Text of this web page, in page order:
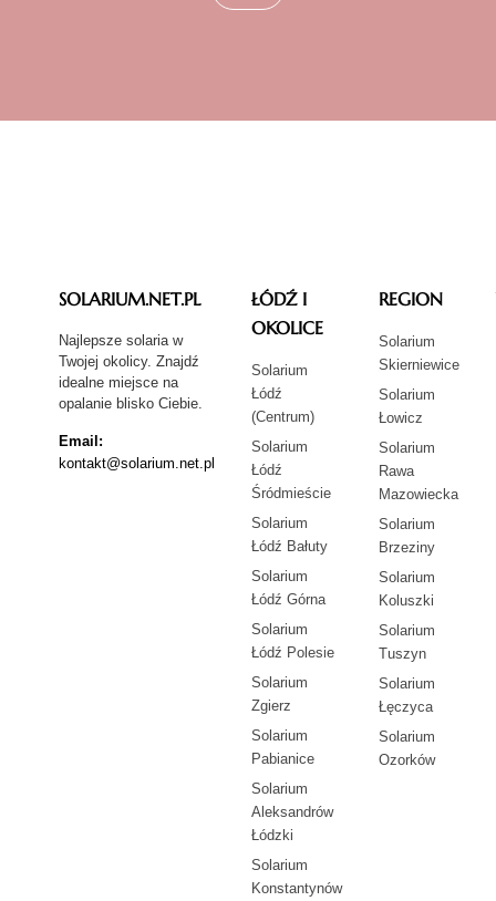
SOLARIUM.NET.PL
Najlepsze solaria w
Twojej okolicy. Znajdź
idealne miejsce na
opalanie blisko Ciebie.
Email:
kontakt@solarium.net.pl
ŁÓDŹ I
OKOLICE
Solarium
Łódź
(Centrum)
Solarium
Łódź
Śródmieście
Solarium
Łódź Bałuty
Solarium
Łódź Górna
Solarium
Łódź Polesie
Solarium
Zgierz
Solarium
Pabianice
Solarium
Aleksandrów
Łódzki
Solarium
Konstantynów
REGION
Solarium
Skierniewice
Solarium
Łowicz
Solarium
Rawa
Mazowiecka
Solarium
Brzeziny
Solarium
Koluszki
Solarium
Tuszyn
Solarium
Łęczyca
Solarium
Ozorków